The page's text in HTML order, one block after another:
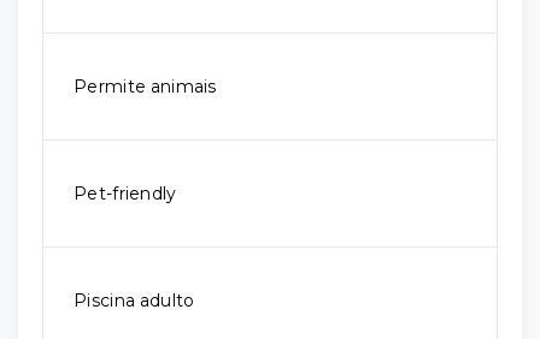
Permite animais
Pet-friendly
Piscina adulto